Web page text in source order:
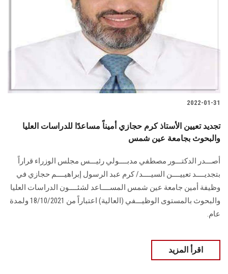
2022-01-31
تجديد تعيين الأستاذ كرم حجازي أميناً مساعدًا للدراسات العليا
والبحوث بجامعة عين شمس
أصـــدر الدكتـــور مصطفي مدبــــولي رئيـــس مجلس الوزراء قراراً
بتجديــــد تعييــــن السيــــد/ كرم عبد الرسول إبراهيــــم حجازي في
وظيفة أمين جامعة عين شمس المســــاعد لشئــــون الدراسات العليا
والبحوث بالمستوى الوظيـــفي (العالية) اعتباراً من 18/10/2021 ولمدة
عام.
اقرأ المزيد